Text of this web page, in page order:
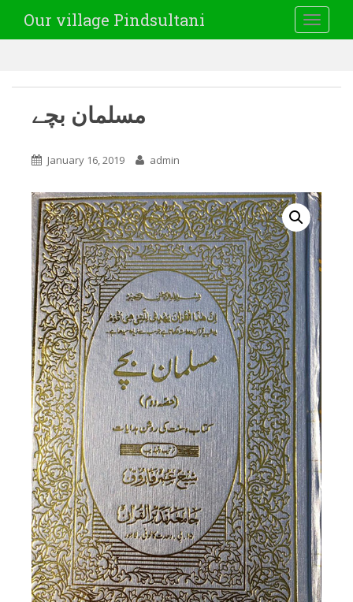
Our village Pindsultani
مسلمان بچے
January 16, 2019 admin